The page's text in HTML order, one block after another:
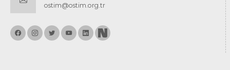
ostim@ostim.org.tr